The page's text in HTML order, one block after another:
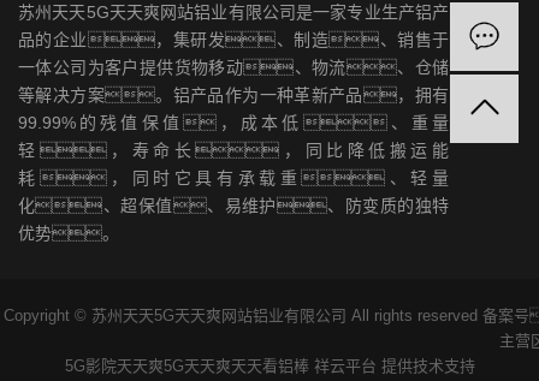
苏州天天5G天天爽网站铝业有限公司是一家专业生产铝产
品的企业，集研发、制造、销售于
一体公司为客户提供货物移动、物流、仓储
等解决方案。铝产品作为一种革新产品，拥有
99.99%的残值保值，成本低、重量
轻，寿命长，同比降低搬运能
耗，同时它具有承载重、轻量
化、超保值、易维护、防变质的独特
优势。
Copyright © 苏州天天5G天天爽网站铝业有限公司 All rights reserved 备
主
5G影院天天爽5G天天爽天天看铝棒 祥云平台 提供技术支持